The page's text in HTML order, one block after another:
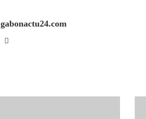
gabonactu24.com